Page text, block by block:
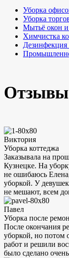
Уборка
Уборка
Мытьё окон и
Химчистка
Отзывы
Виктория
Уборка коттеджа
Заказывала на
Кузнецке. На
не ошибаюсь
уборкой. У
не мешают, всем
Павел
Уборка после
После окончания
уборкой, но потом
работ и решили
было сделано